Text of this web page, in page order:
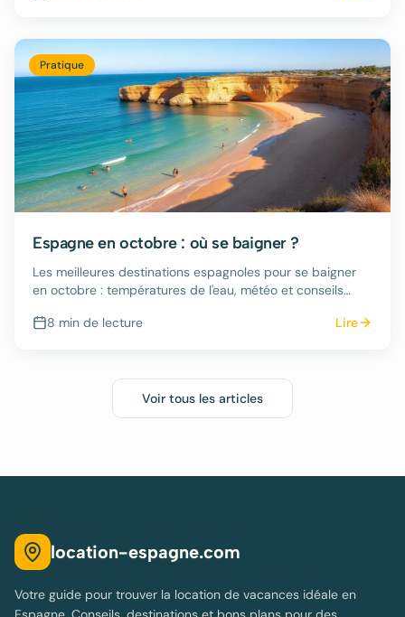
Pratique
Espagne en octobre : où se baigner ?
Les meilleures destinations espagnoles pour se baigner
en octobre : températures de l'eau, météo et conseils
8 min de lecture Lire
Voir tous les articles
location-espagne.com
Votre guide pour trouver la location de vacances idéale en